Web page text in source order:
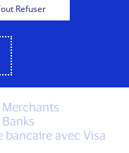
Visa |
pour le
wide Risk
avec Visa
Refuser